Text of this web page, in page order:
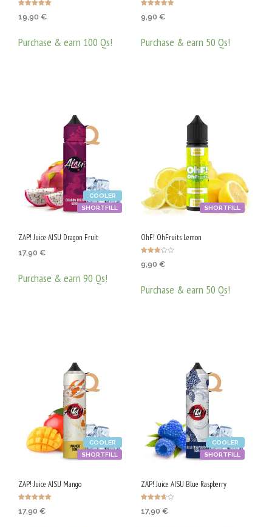
5.00
19,90 €
Purchase & earn 100 Qs!
5.00
9,90 €
Purchase & earn 50 Qs!
SHORTFILL
COOLER
ZAP! Juice AISU Dragon Fruit
17,90 €
Purchase & earn 90 Qs!
SHORTFILL
OhF! OhFruits Lemon
о с
9,90 €
Purchase & earn 50 Qs!
SHORTFILL
COOLER
ZAP! Juice AISU Mango
5.00
17,90 €
SHORTFILL
COOLER
ZAP! Juice AISU Blue Raspberry
с17,90 €